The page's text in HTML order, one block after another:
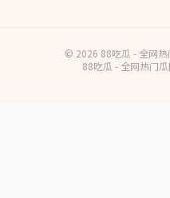
© 2026 88吃瓜 - 全网热
88吃瓜 - 全网热门